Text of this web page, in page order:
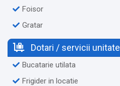
Foisor
Gratar
Dotari / servicii unitate
Bucatarie utilata
Frigider in locatie